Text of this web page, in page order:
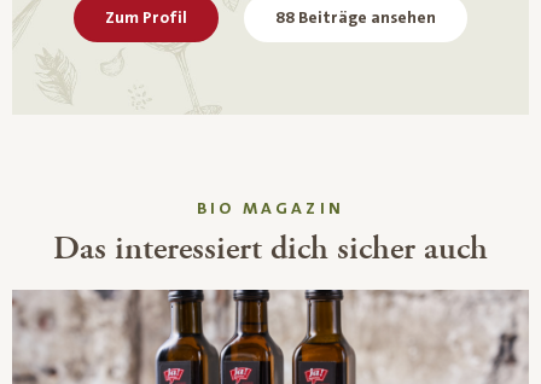
Zum Profil 88 Beiträge ansehen
BIO MAGAZIN
Das interessiert dich sicher auch